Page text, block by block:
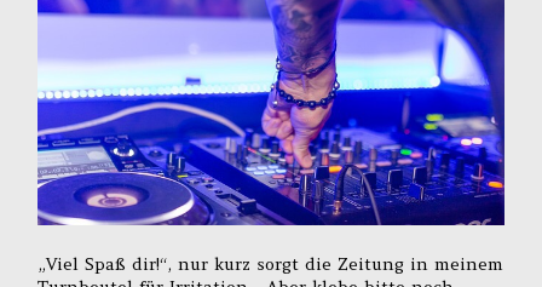
„Viel Spaß dir!“, nur kurz sorgt die Zeitung in meinem